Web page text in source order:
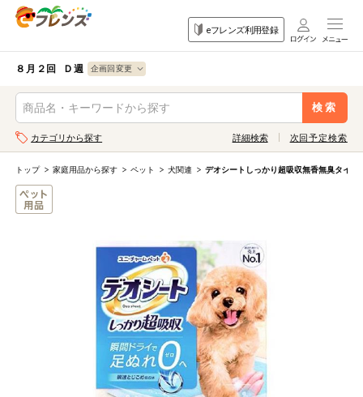
eフレンズ利用登録
ログイン
生協加入はこちら
お気に入り注文
８月２回 Ｄ週
検索
食品
から探す
目的
から探す
果物
野菜
肉・ハム・ソ
ーセージ
魚介・加工品
米・雑穀など
果物すべて
カテゴリから探す 詳細検索
検索条件を指定してください。全項目に条件を指定しなくて
も検索できます。
キーワード
キーワードをすべて含む
いずれかのキーワードを含む
次回予定検索
トップ 家庭用品から探す ペット 犬関連 デオシートしっかり超吸収無香無臭タイ